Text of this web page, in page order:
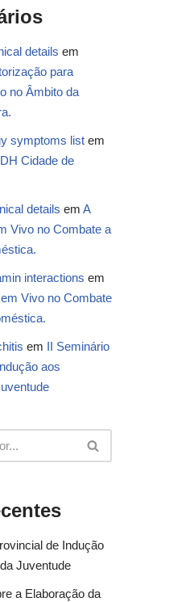
details em
para
no Âmbito da
symptoms listem
Cidade de
details em A
Vivo no Combate a
interactions em
Vivo no Combate
em II Seminário
aos
de Indução
Juventude
a Elaboração da